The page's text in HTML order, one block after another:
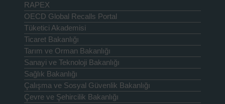
RAPEX
OECD Global Recalls Portal
Tüketici Akademisi
Ticaret Bakanlığı
Tarım ve Orman Bakanlığı
Sanayi ve Teknoloji Bakanlığı
Sağlık Bakanlığı
Çalışma ve Sosyal Güvenlik Bakanlığı
Çevre ve Şehircilik Bakanlığı